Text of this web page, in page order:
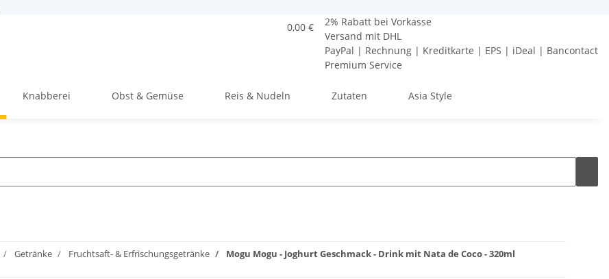
2% Rabatt bei Vorkasse
Versand mit DHL
PayPal | Rechnung | Kreditkarte | EPS | iDeal | Bancontact
Premium Service
0,00 €
Knabberei Obst & Gemüse Reis & Nudeln Zutaten Asia Style
Getränke Fruchtsaft- & Erfrischungsgetränke Mogu Mogu - Joghurt Geschmack - Drink mit Nata de Coco - 320ml